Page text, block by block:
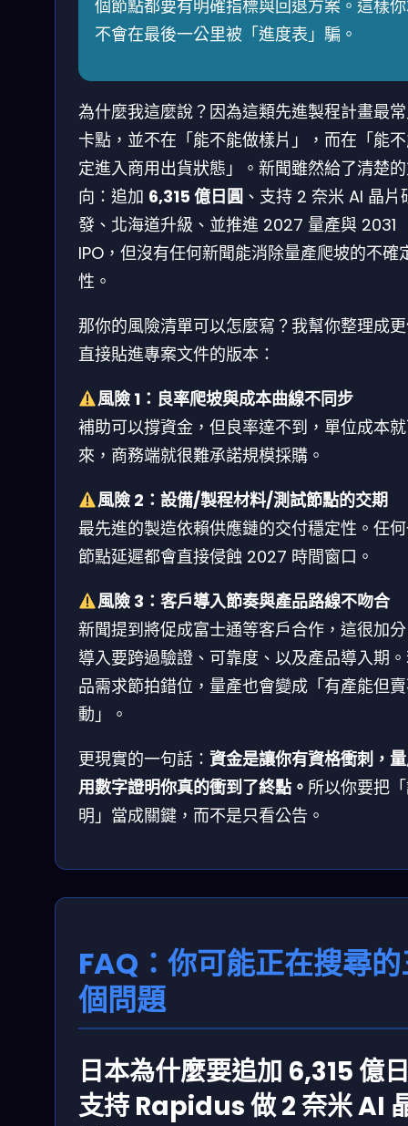
個節點都要有明確指標與回退方案。這樣
不會在最後一公里被「進度表」騙。
為什麼我這麼說？因為這類先進製程計畫最
卡點，並不在「能不能做樣片」，而在「能
定進入商用出貨狀態」。新聞雖然給了清楚
向：追加 6,315 億日圓 、支持 2 奈米 AI 晶片
發、北海道升級、並推進 2027 量產與 2031
IPO，但沒有任何新聞能消除量產爬坡的不確
性。
那你的風險清單可以怎麼寫？我幫你整理成
直接貼進專案文件的版本：
風險 1：良率爬坡與成本曲線不同步
補助可以撐資金，但良率達不到，單位成本
來，商務端就很難承諾規模採購。
風險 2：設備/製程材料/測試節點的交期
最先進的製造依賴供應鏈的交付穩定性。任
節點延遲都會直接侵蝕 2027 時間窗口。
風險 3：客戶導入節奏與產品路線不吻合
新聞提到將促成富士通等客戶合作，這很加
導入要跨過驗證、可靠度、以及產品導入期
品需求節拍錯位，量產也會變成「有產能但
動」。
更現實的一句話： 資金是讓你有資格衝刺，
用數字證明你真的衝到了終點。 所以你要把
明」當成關鍵，而不是只看公告。
FAQ：你可能正在搜尋
個問題
日本為什麼要追加 6,315 億
支持 Rapidus 做 2 奈米 AI